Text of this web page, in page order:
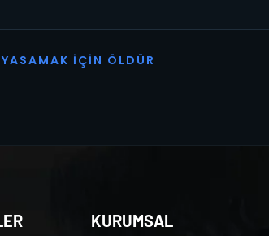
YASAMAK İ ÇI N Ö L D Ü R
KURUMSAL